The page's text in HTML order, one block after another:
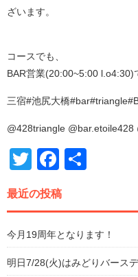
ざいます。
コースでも、
BAR営業(20:00~5:00 l.o4:30)
三宿#池尻大橋
@428triangle
Twitter
最近の投稿
今月19周年となります！
明日7/28(火)はみどりバース